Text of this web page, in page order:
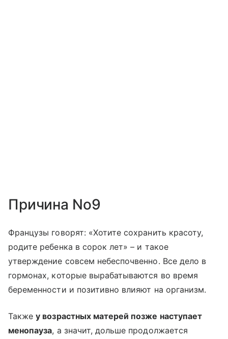
Причина No9
Французы говорят: «Хотите сохранить красоту,
родите ребенка в сорок лет»– и такое
утверждение совсем небеспочвенно. Все дело в
гормонах, которые вырабатываются во время
беременности и позитивно влияют на организм.
Такжеу возрастных матерей позже наступает
менопауза, а значит, дольше продолжается